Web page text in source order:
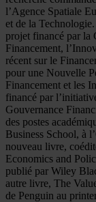
l’Agence Spatiale
et de la
projet financé par la
Financement,
récent sur le
pour une Nouvelle
Financement et les
financé par
Gouvernance
des postes
Business School, à
nouveau livre,
Economics and
publié par Wiley
autre livre, The
de Penguin au